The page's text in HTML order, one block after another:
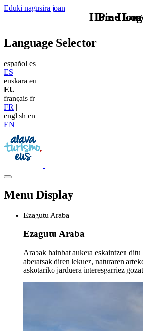
Eduki nagusira joan
Language Selector
español es
ES |
euskara eu
EU |
français fr
FR |
english en
EN
Menu Display
Ezagutu Araba
Ezagutu Araba
Arabak hainbat aukera eskaintzen ditu
aberatsak diren lekuez, naturaren
askotariko jarduera interesgarriez
Home
Pie